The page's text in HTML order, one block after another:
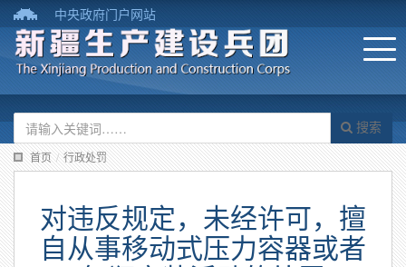
中央政府门户网站
搜索
首页 / 行政处罚
对违反规定，未经许可，擅
自从事移动式压力容器或者